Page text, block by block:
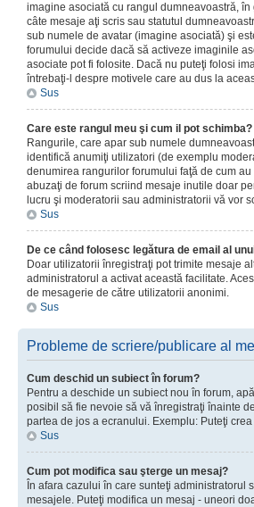
imagine asociată cu rangul dumneavoastră,
câte mesaje aţi scris sau statutul
sub numele de avatar (imagine asociată) şi
forumului decide dacă să activeze imaginile
asociate pot fi folosite. Dacă nu puteţi folosi
întrebaţi-l despre motivele care au dus la
Sus
Care este rangul meu şi cum il pot schimba?
Rangurile, care apar sub numele
identifică anumiţi utilizatori (de exemplu
denumirea rangurilor forumului faţă de cum
abuzaţi de forum scriind mesaje inutile doar
lucru şi moderatorii sau administratorii vă vor
Sus
De ce când folosesc legătura de email al
Doar utilizatorii înregistraţi pot trimite mesaje
administratorul a activat această facilitate.
de mesagerie de către utilizatorii anonimi.
Sus
Probleme de scriere/publicare al
Cum deschid un subiect în forum?
Pentru a deschide un subiect nou în forum,
posibil să fie nevoie să vă înregistraţi înainte
partea de jos a ecranului. Exemplu: Puteţi
Sus
Cum pot modifica sau şterge un mesaj?
În afara cazului în care sunteţi
mesajele. Puteţi modifica un mesaj - uneori